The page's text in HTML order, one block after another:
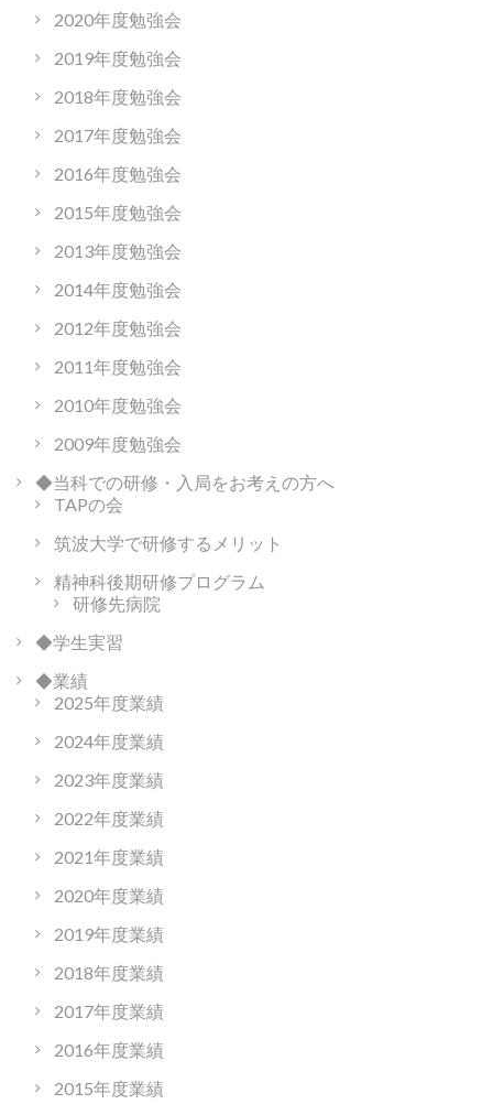
2020年度勉強会
2019年度勉強会
2018年度勉強会
2017年度勉強会
2016年度勉強会
2015年度勉強会
2013年度勉強会
2014年度勉強会
2012年度勉強会
2011年度勉強会
2010年度勉強会
2009年度勉強会
◆当科での研修・入局をお考えの方へ
TAPの会
筑波大学で研修するメリット
精神科後期研修プログラム
研修先病院
◆学生実習
◆業績
2025年度業績
2024年度業績
2023年度業績
2022年度業績
2021年度業績
2020年度業績
2019年度業績
2018年度業績
2017年度業績
2016年度業績
2015年度業績